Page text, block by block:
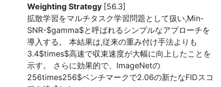
Weighting Strategy [56.3]
拡散学習をマルチタスク学習問題として扱い,Min-
SNR-$gamma$と呼ばれるシンプルなアプローチを
導入する。 本結果は,従来の重み付け手法よりも
3.4$times$高速で収束速度が大幅に向上したことを
示す。 さらに効果的で、ImageNetの
256times256$ベンチマークで2.06の新たなFIDスコ